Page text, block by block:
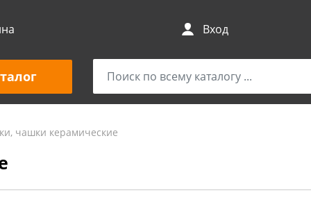
Вход
чашки керамические